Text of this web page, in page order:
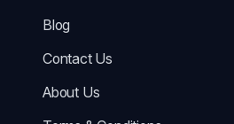
Blog
Contact Us
About Us